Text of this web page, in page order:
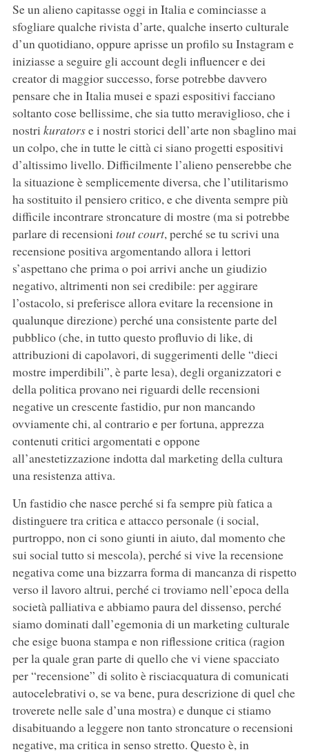
Se un alieno capitasse oggi in Italia e cominciasse a
sfogliare qualche rivista d’arte, qualche inserto culturale
d’un quotidiano, oppure aprisse un profilo su Instagram e
iniziasse a seguire gli account degli influencer e dei
creator di maggior successo, forse potrebbe davvero
pensare che in Italia musei e spazi espositivi facciano
soltanto cose bellissime, che sia tutto meraviglioso, che i
nostri kuratorse i nostri storici dell’arte non sbaglino mai
un colpo, che in tutte le città ci siano progetti espositivi
d’altissimo livello. Difficilmente l’alieno penserebbe che
la situazione è semplicemente diversa, che l’utilitarismo
ha sostituito il pensiero critico, e che diventa sempre più
difficile incontrare stroncature di mostre (ma si potrebbe
parlare di recensioni tout court, perché se tu scrivi una
recensione positiva argomentando allora i lettori
s’aspettano che prima o poi arrivi anche un giudizio
negativo, altrimenti non sei credibile: per aggirare
l’ostacolo, si preferisce allora evitare la recensione in
qualunque direzione) perché una consistente parte del
pubblico (che, in tutto questo profluvio di like, di
attribuzioni di capolavori, di suggerimenti delle “dieci
mostre imperdibili”, è parte lesa), degli organizzatori e
della politica provano nei riguardi delle recensioni
negative un crescente fastidio, pur non mancando
ovviamente chi, al contrario e per fortuna, apprezza
contenuti critici argomentati e oppone
all’anestetizzazione indotta dal marketing della cultura
una resistenza attiva.
Un fastidio che nasce perché si fa sempre più fatica a
distinguere tra critica e attacco personale (i social,
purtroppo, non ci sono giunti in aiuto, dal momento che
sui social tutto si mescola), perché si vive la recensione
negativa come una bizzarra forma di mancanza di rispetto
verso il lavoro altrui, perché ci troviamo nell’epoca della
società palliativa e abbiamo paura del dissenso, perché
siamo dominati dall’egemonia di un marketing culturale
che esige buona stampa e non riflessione critica (ragion
per la quale gran parte di quello che vi viene spacciato
per “recensione” di solito è risciacquatura di comunicati
autocelebrativi o, se va bene, pura descrizione di quel che
troverete nelle sale d’una mostra) e dunque ci stiamo
disabituando a leggere non tanto stroncature o recensioni
negative, ma critica in senso stretto. Questo è, in